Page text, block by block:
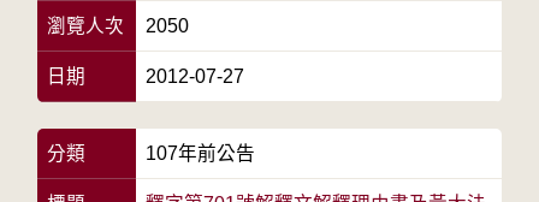
瀏覽人次 2050
日期 2012-07-27
分類 107年前公告